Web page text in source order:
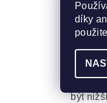
Velmi
Rozdíl
být
díky